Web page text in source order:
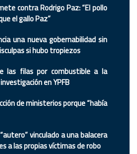
contra Rodrigo Paz: “El pollo
el gallo Paz”
una nueva gobernabilidad sin
si hubo tropiezos
las filas por combustible a la
en YPFB
de ministerios porque “había
vinculado a una balacera
a las propias víctimas de robo